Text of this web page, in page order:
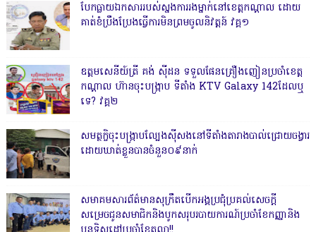
បែកធ្លាយឯកសាររបស់ស្នងការរងម្នាក់នៅខេត្តកណ្ដាល ដោយ
គាត់ខំប្រឹងប្រែងធ្វើការមិនព្រមចូលនិវត្តន៍ វគ្គ១
ឧត្តមសេនីយ៍ត្រី គង់ ស៊ីដន ទទួលផែនគ្រឿងញៀនប្រចាំខេត្ត
កណ្តាល ហ៊ានចុះបង្ក្រាប ទីតាំង KTV Galaxy 142ដែលឬ
ទេ? វគ្គ២
សមត្ថកិ្ចចុះបង្ក្រាបល្បែងស៊ីសងនៅទីតាំងតារាងបាល់ជ្រោយចង្វារ
ដោយឃាត់ខ្លួនបានចំនួន០៩នាក់
សមាគមសារព័ត៌មានសុក្រឹតបើកអង្គប្រជុំប្រគល់សេចក្តី
សម្រេចជូនសមាជិកនិងបូកសរុបរបាយការណ៍ប្រចាំខែកញ្ញានិង